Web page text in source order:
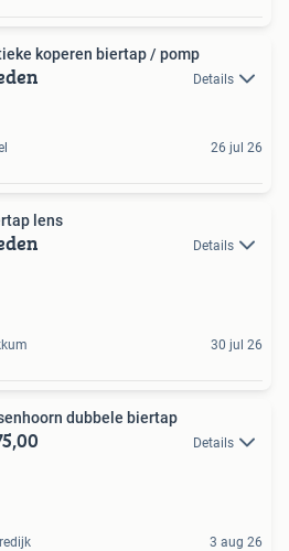
koperen biertap / pomp
Details
26 jul 26
lens
Details
30 jul 26
dubbele biertap
Details
3 aug 26